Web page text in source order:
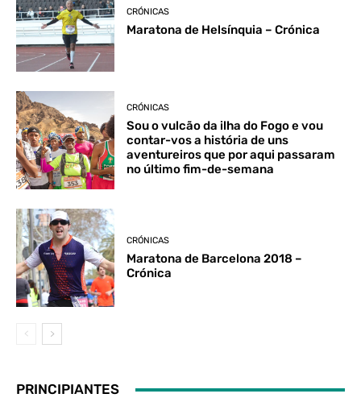
CRÓNICAS
Maratona de Helsínquia – Crónica
CRÓNICAS
Sou o vulcão da ilha do Fogo e vou
contar-vos a história de uns
aventureiros que por aqui passaram
no último fim-de-semana
CRÓNICAS
Maratona de Barcelona 2018 –
Crónica
PRINCIPIANTES